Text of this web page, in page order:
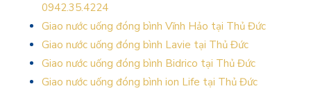
0942.35.4224
Giao nước uống đóng bình Vĩnh Hảo tại Thủ Đức
Giao nước uống đóng bình Lavie tại Thủ Đức
Giao nước uống đóng bình Bidrico tại Thủ Đức
Giao nước uống đóng bình ion Life tại Thủ Đức